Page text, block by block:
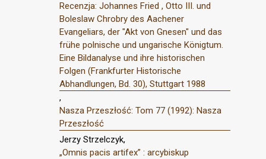
Recenzja: Johannes Fried , Otto III. und
Boleslaw Chrobry des Aachener
Evangeliars, der "Akt von Gnesen" und das
frühe polnische und ungarische Königtum.
Eine Bildanalyse und ihre historischen
Folgen (Frankfurter Historische
Abhandlungen, Bd. 30), Stuttgart 1988
,
Nasza Przeszłość: Tom 77 (1992): Nasza
Przeszłość
Jerzy Strzelczyk,
„Omnis pacis artifex” : arcybiskup